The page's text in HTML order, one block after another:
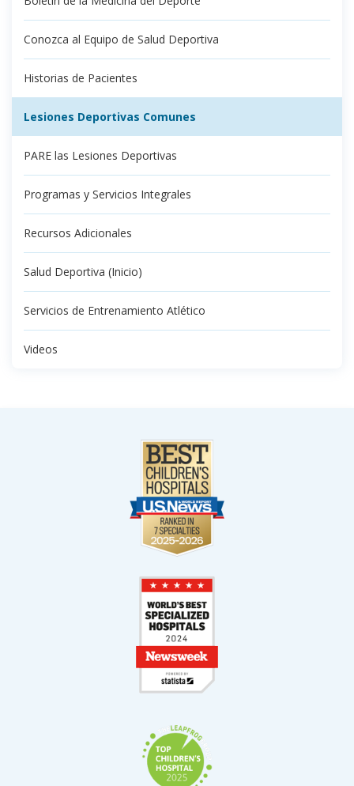
Conozca al Equipo de Salud Deportiva
Historias de Pacientes
Lesiones Deportivas Comunes
PARE las Lesiones Deportivas
Programas y Servicios Integrales
Recursos Adicionales
Salud Deportiva (Inicio)
Servicios de Entrenamiento Atlético
Videos